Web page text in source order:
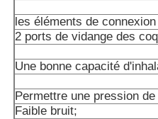
les éléments de
2 ports de vidange des
Une bonne capacité
Permettre une pression
Faible bruit;